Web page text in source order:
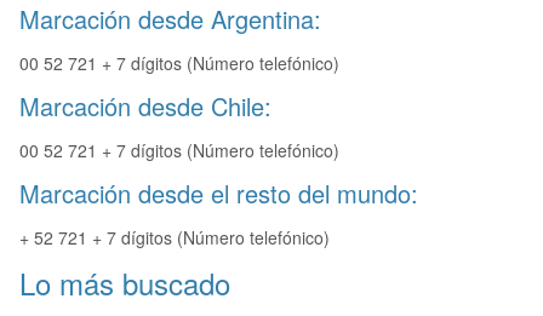
Marcación desde Argentina:
00 52 721 + 7 dígitos (Número telefónico)
Marcación desde Chile:
00 52 721 + 7 dígitos (Número telefónico)
Marcación desde el resto del mundo:
+ 52 721 + 7 dígitos (Número telefónico)
Lo más buscado